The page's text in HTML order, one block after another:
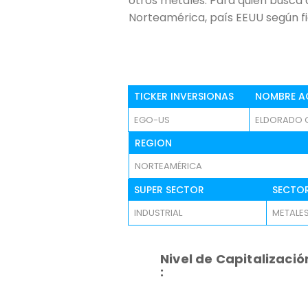
Norteamérica, país EEUU
TICKER INVERSIONAS NOMBRE
EGO-US ELDORADO
REGION
NORTEAMÉRICA
SUPER SECTOR
INDUSTRIAL
Nivel de
: